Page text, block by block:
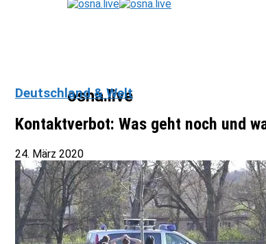
osna.live
Deutschland & Welt
Kontaktverbot: Was geht noch und
24. März 2020